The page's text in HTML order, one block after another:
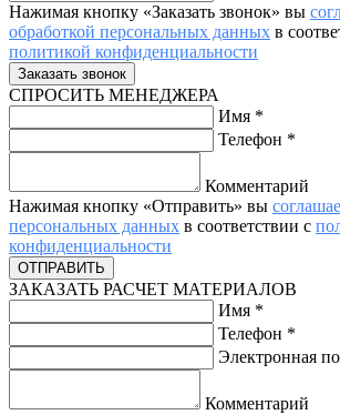
Нажимая кнопку «Заказать звонок» вы
обработкой персональных данных в
политикой конфиденциальности
СПРОСИТЬ МЕНЕДЖЕРА
Имя *
Телефон *
Комментарий
Нажимая кнопку «Отправить» вы
персональных данных в соответствии с
конфиденциальности
ЗАКАЗАТЬ РАСЧЕТ МАТЕРИАЛОВ
Имя *
Телефон *
Электронная
Комментарий